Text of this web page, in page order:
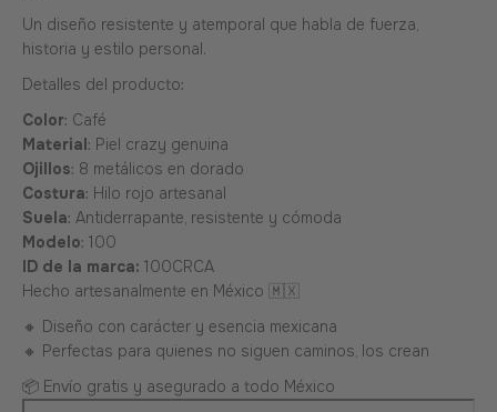
Un diseño resistente y atemporal que habla de fuerza,
historia y estilo personal.
Detalles del producto:
Color: Café
Material: Piel crazy genuina
Ojillos: 8 metálicos en dorado
Costura: Hilo rojo artesanal
Suela: Antiderrapante, resistente y cómoda
Modelo: 100
ID de la marca: 100CRCA
Hecho artesanalmente en México 🇲🇽
🔸 Diseño con carácter y esencia mexicana
🔸 Perfectas para quienes no siguen caminos, los crean
📦 Envío gratis y asegurado a todo México